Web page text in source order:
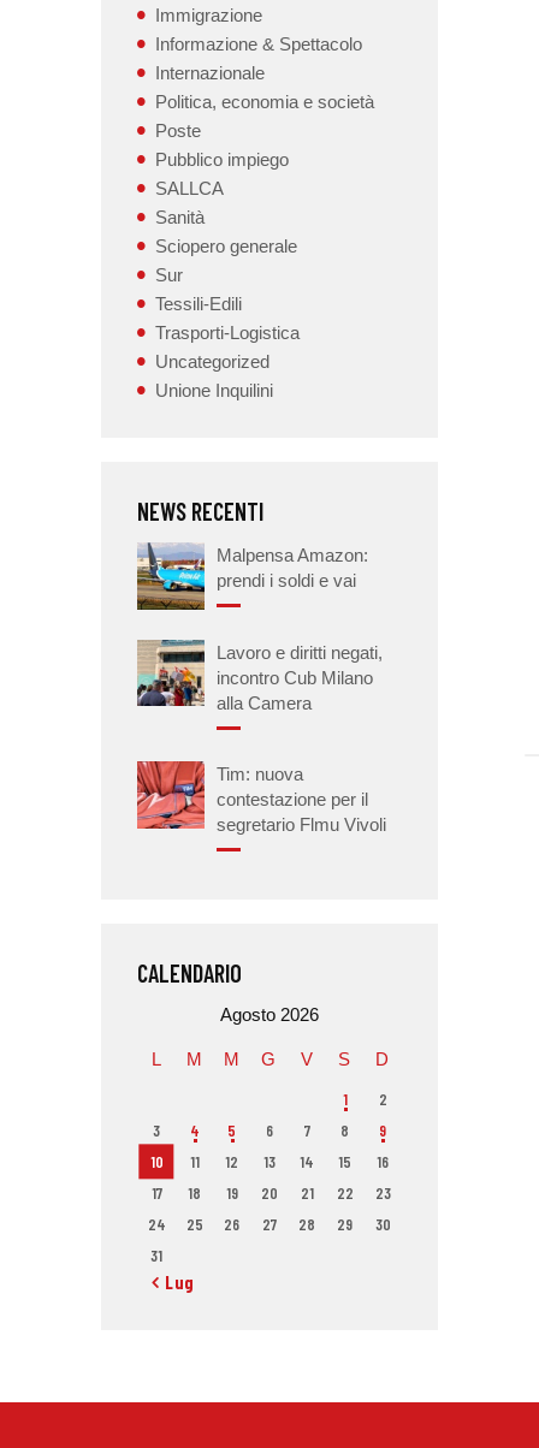
Immigrazione
Informazione & Spettacolo
Internazionale
Politica, economia e società
Poste
Pubblico impiego
SALLCA
Sanità
Sciopero generale
Sur
Tessili-Edili
Trasporti-Logistica
Uncategorized
Unione Inquilini
NEWS RECENTI
Malpensa Amazon:
prendi i soldi e vai
Lavoro e diritti negati,
incontro Cub Milano
alla Camera
Tim: nuova
contestazione per il
segretario Flmu Vivoli
CALENDARIO
Agosto 2026
L M M G V S D
1
2
3
4 5 6 7 8
9
10
11 12 13 14 15
16
17
18 19 20 21 22
23
24
25 26 27 28 29
30
31
« Lug